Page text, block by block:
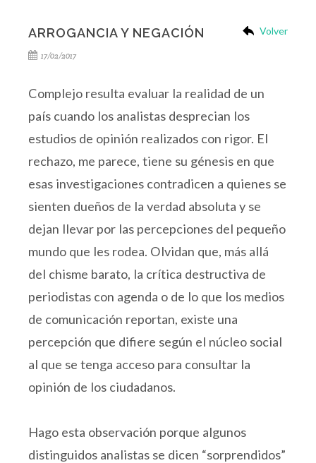
Volver
ARROGANCIA Y NEGACIÓN
17/02/2017
Complejo resulta evaluar la realidad de un
país cuando los analistas desprecian los
estudios de opinión realizados con rigor. El
rechazo, me parece, tiene su génesis en que
esas investigaciones contradicen a quienes se
sienten dueños de la verdad absoluta y se
dejan llevar por las percepciones del pequeño
mundo que les rodea. Olvidan que, más allá
del chisme barato, la crítica destructiva de
periodistas con agenda o de lo que los medios
de comunicación reportan, existe una
percepción que difiere según el núcleo social
al que se tenga acceso para consultar la
opinión de los ciudadanos.
Hago esta observación porque algunos
distinguidos analistas se dicen “sorprendidos”